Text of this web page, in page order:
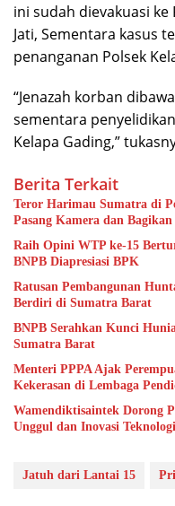
ini sudah dievakuasi ke
Jati, Sementara kasus
penanganan Polsek
“Jenazah korban
sementara
Kelapa Gading,”
Berita Terkait
Teror Harimau Sumatra di
Pasang Kamera dan
Raih Opini WTP ke-15
BNPB Diapresiasi BPK
Ratusan Pembangunan
Berdiri di Sumatra Barat
BNPB Serahkan Kunci
Sumatra Barat
Menteri PPPA Ajak
Kekerasan di Lembaga
Wamendiktisaintek Dorong
Unggul dan Inovasi
Jatuh dari Lantai 15